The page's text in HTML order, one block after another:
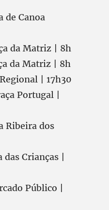
de Canoa
da Matriz | 8h
da Matriz | 8h
| 17h30
Portugal |
Ribeira dos
Crianças |
Público |